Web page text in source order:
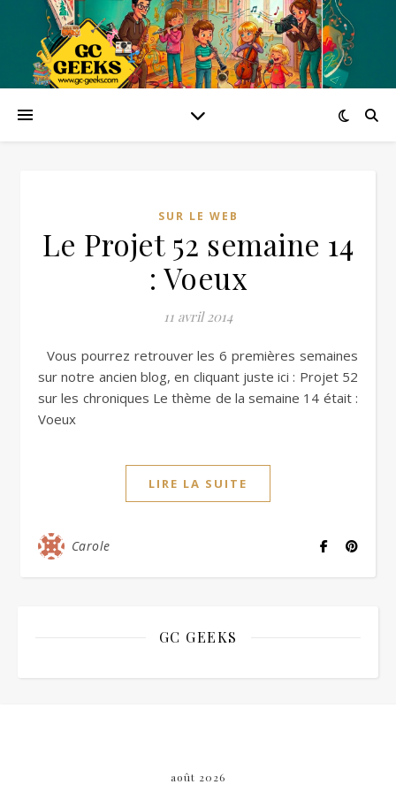
SUR LE WEB
Le Projet 52 semaine 14
: Voeux
11 avril 2014
Vous pourrez retrouver les 6 premières semaines
sur notre ancien blog, en cliquant juste ici : Projet 52
sur les chroniques Le thème de la semaine 14 était :
Voeux
LIRE LA SUITE
Carole
GC GEEKS
août 2026